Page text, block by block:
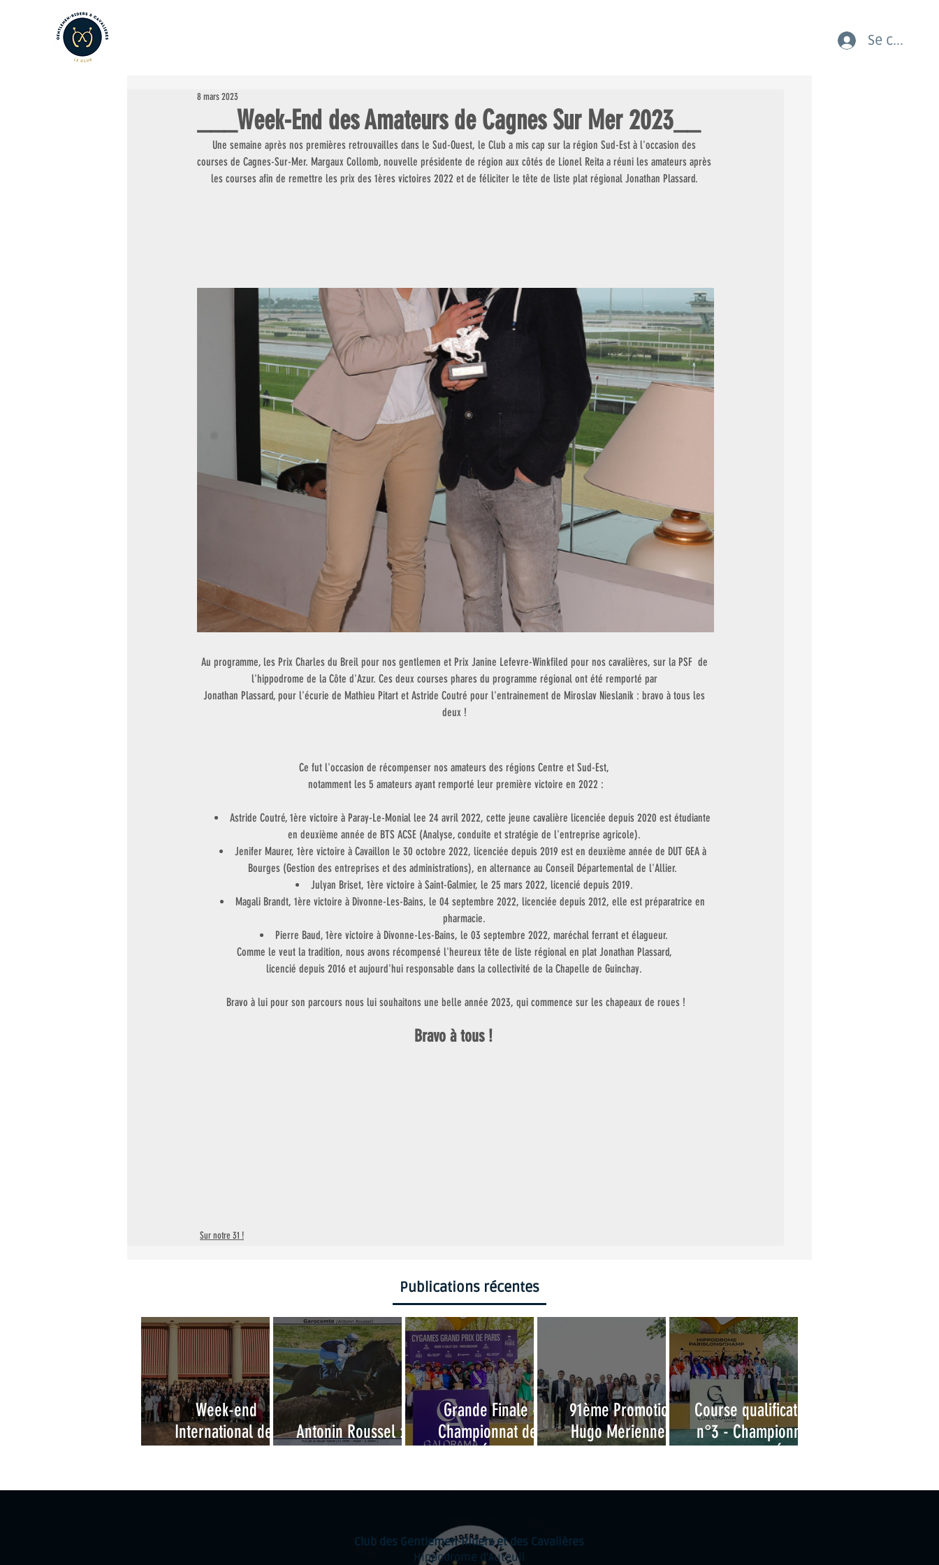
Se
___Week-End des Amateurs de Cagnes Sur Mer 2023__
8 mars 2023
Une semaine après nos premières retrouvailles dans le Sud-Ouest, le Club a mis cap sur la région Sud-Est à l'occasion des
courses de Cagnes-Sur-Mer. Margaux Collomb, nouvelle présidente de région aux côtés de Lionel Reita a réuni les amateurs après
les courses afin de remettre les prix des 1ères victoires 2022 et de féliciter le tête de liste plat régional Jonathan Plassard.
Au programme, les Prix Charles du Breil pour nos gentlemen et Prix Janine Lefevre-Winkfiled pour nos cavalières, sur la PSF  de
l'hippodrome de la Côte d'Azur. Ces deux courses phares du programme régional ont été remporté par
Jonathan Plassard, pour l'écurie de Mathieu Pitart et Astride Coutré pour l'entrainement de Miroslav Nieslanik : bravo à tous les
deux !
Ce fut l'occasion de récompenser nos amateurs des régions Centre et Sud-Est,
notamment les 5 amateurs ayant remporté leur première victoire en 2022 :
Astride Coutré, 1ère victoire à Paray-Le-Monial lee 24 avril 2022, cette jeune cavalière licenciée depuis 2020 est étudiante
en deuxième année de BTS ACSE (Analyse, conduite et stratégie de l'entreprise agricole).
Jenifer Maurer, 1ère victoire à Cavaillon le 30 octobre 2022, licenciée depuis 2019 est en deuxième année de DUT GEA à
Bourges (Gestion des entreprises et des administrations), en alternance au Conseil Départemental de l'Allier.
Julyan Briset, 1ère victoire à Saint-Galmier, le 25 mars 2022, licencié depuis 2019.
Magali Brandt, 1ère victoire à Divonne-Les-Bains, le 04 septembre 2022, licenciée depuis 2012, elle est préparatrice en
pharmacie.
Pierre Baud, 1ère victoire à Divonne-Les-Bains, le 03 septembre 2022, maréchal ferrant et élagueur.
Comme le veut la tradition, nous avons récompensé l'heureux tête de liste régional en plat Jonathan Plassard,
licencié depuis 2016 et aujourd'hui responsable dans la collectivité de la Chapelle de Guinchay.
Bravo à lui pour son parcours nous lui souhaitons une belle année 2023, qui commence sur les chapeaux de roues !
Bravo à tous !
Sur notre 31 !
Publications récentes
Week-end
International des
Antonin Roussel : 10
Grande Finale -
Championnat des
91ème Promotion
Hugo Merienne -
Course qualificative
n°3 - Championnat
Club des Gentlemen-Riders et des Cavalières
Hippodrome d'Auteuil